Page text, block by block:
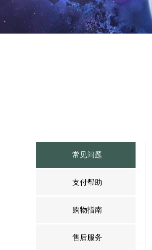
常见问题
支付帮助
购物指南
售后服务